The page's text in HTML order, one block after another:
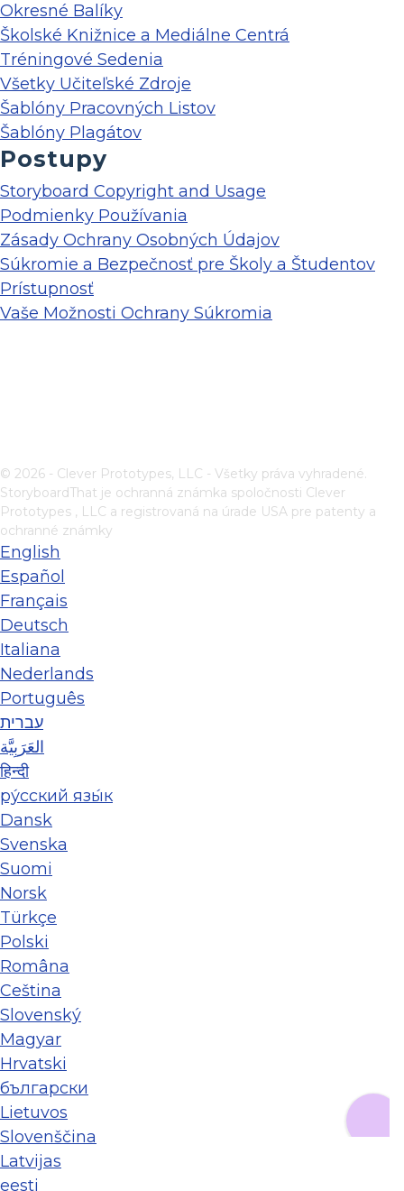
Okresné Balíky
Školské Knižnice a Mediálne Centrá
Tréningové Sedenia
Všetky Učiteľské Zdroje
Šablóny Pracovných Listov
Šablóny Plagátov
Postupy
Storyboard Copyright and Usage
Podmienky Používania
Zásady Ochrany Osobných Údajov
Súkromie a Bezpečnosť pre Školy a Študentov
Prístupnosť
Vaše Možnosti Ochrany Súkromia
© 2026 - Clever Prototypes, LLC - Všetky práva vyhradené.
StoryboardThat je ochranná známka spoločnosti Clever
Prototypes , LLC a registrovaná na úrade USA pre patenty a
ochranné známky
English
Español
Français
Deutsch
Italiana
Nederlands
Português
עברית
العَرَبِيَّة
हिन्दी
ру́сский язы́к
Dansk
Svenska
Suomi
Norsk
Türkçe
Polski
Româna
Ceština
Slovenský
Magyar
Hrvatski
български
Lietuvos
Slovenščina
Latvijas
eesti